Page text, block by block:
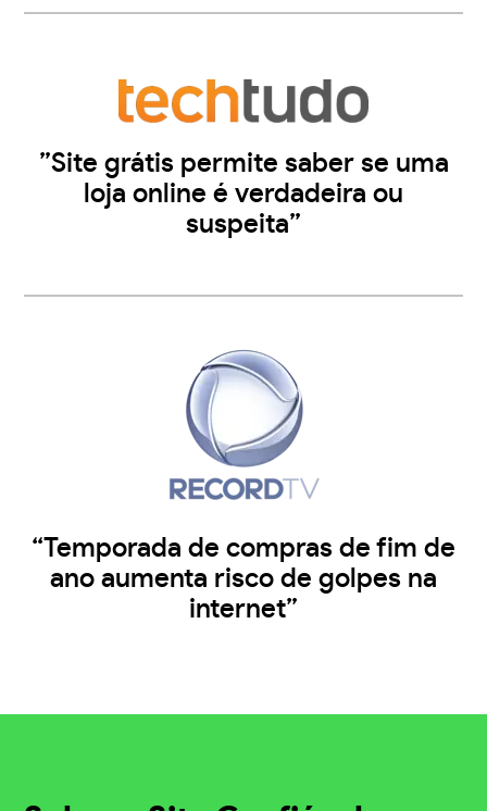
”Site grátis permite saber se uma
loja online é verdadeira ou
suspeita”
“Temporada de compras de fim de
ano aumenta risco de golpes na
internet”